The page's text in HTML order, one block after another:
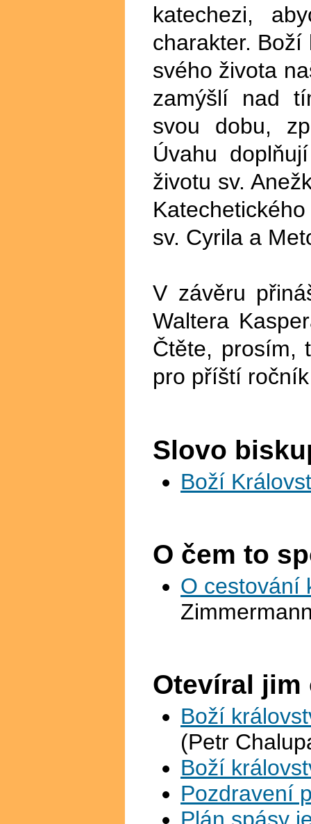
katechezi,
charakter.
svého života
zamýšlí nad
svou dobu,
Úvahu
životu sv.
sv. Cyrila a
V závěru
Waltera
Čtěte, prosím,
pro příští
Slovo
Boží
O čem to
O cestování
Otevíral jim
Boží
(Petr
Boží
Pozdravení